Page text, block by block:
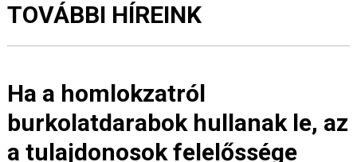
TOVÁBBI HÍREINK
Ha a homlokzatról
burkolatdarabok hullanak le, az
a tulajdonosok felelőssége